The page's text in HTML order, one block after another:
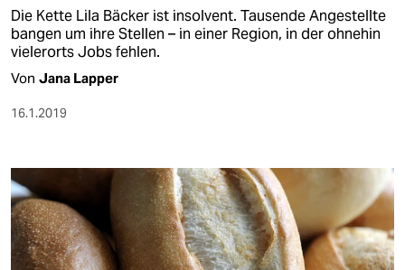
Die Kette Lila Bäcker ist insolvent. Tausende Angestellte
bangen um ihre Stellen – in einer Region, in der ohnehin
vielerorts Jobs fehlen.
Von Jana Lapper
16.1.2019